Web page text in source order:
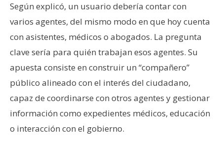
Según explicó, un usuario debería contar con
varios agentes, del mismo modo en que hoy cuenta
con asistentes, médicos o abogados. La pregunta
clave sería para quién trabajan esos agentes. Su
apuesta consiste en construir un “compañero”
público alineado con el interés del ciudadano,
capaz de coordinarse con otros agentes y gestionar
información como expedientes médicos, educación
o interacción con el gobierno.